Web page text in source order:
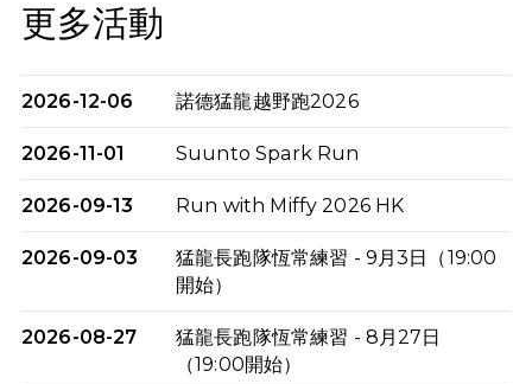
更多活動
2026-12-06 諾德猛龍越野跑2026
2026-11-01 Suunto Spark Run
2026-09-13 Run with Miffy 2026 HK
2026-09-03
猛龍長跑隊恆常練習 - 9月3日（19:00
開始）
2026-08-27
猛龍長跑隊恆常練習 - 8月27日
（19:00開始）